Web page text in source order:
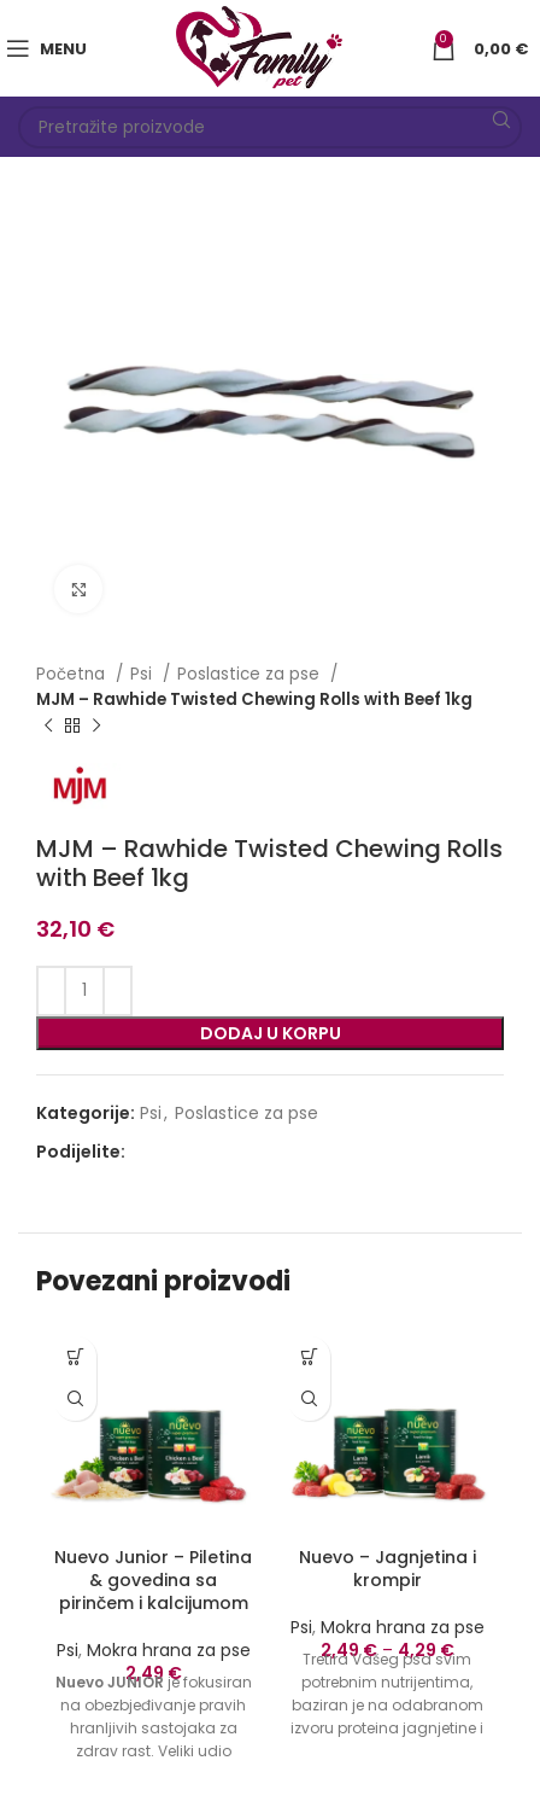
MENU 0 0,00 €
Početna Psi
Poslastice za pse
MJM – Rawhide Twisted Chewing Rolls with Beef 1kg
MJM – Rawhide Twisted Chewing Rolls
with Beef 1kg
32,10 €
DODAJ U KORPU
Kategorije: Psi, Poslastice za pse
Podijelite:
Povezani proizvodi
Nuevo Junior – Piletina
& govedina sa
pirinčem i kalcijumom
Psi, Mokra hrana za pse
2,49 €
Nuevo JUNIOR je fokusiran
na obezbjeđivanje pravih
hranljivih sastojaka za
zdrav rast. Veliki udio
Nuevo – Jagnjetina i
krompir
Psi, Mokra hrana za pse
2,49€– 4,29 €
Tretira Vašeg psa svim
potrebnim nutrijentima,
baziran je na odabranom
izvoru proteina jagnjetine i